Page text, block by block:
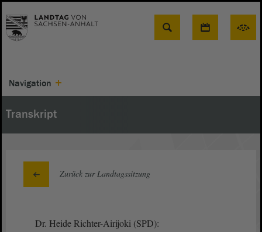
Suche
Navigation
Transkript
Zurück zur Landtagssitzung
Dr. Heide Richter-Airijoki (SPD):